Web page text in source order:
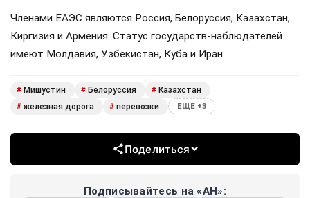
Членами ЕАЭС являются Россия, Белоруссия, Казахстан,
Киргизия и Армения. Статус государств-наблюдателей
имеют Молдавия, Узбекистан, Куба и Иран.
# Мишустин # Белоруссия # Казахстан
# железная дорога # перевозки ЕЩЕ +3
Поделиться
Подписывайтесь на «АН»: